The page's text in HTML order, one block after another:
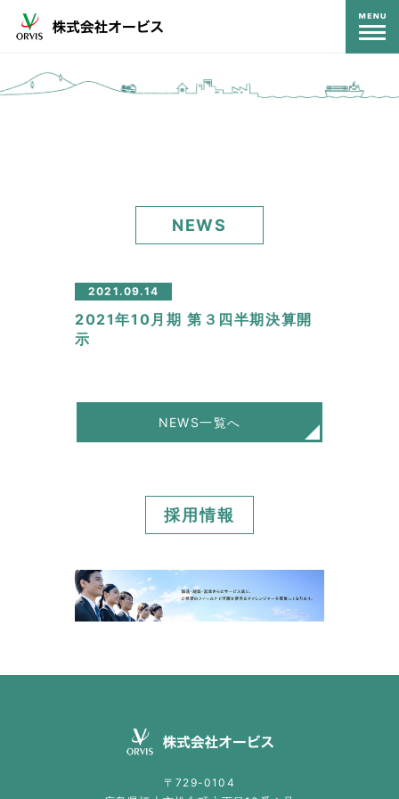
NEWS
2021.09.14
2021年10月期 第３四半期決算開
示
NEWS一覧へ
採用情報
〒729-0104